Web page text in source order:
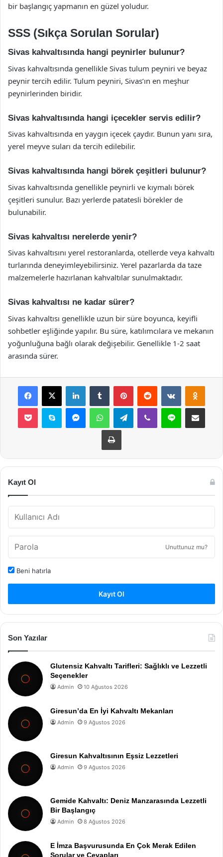
bir başlangıç yapmanın en güzel yoludur.
SSS (Sıkça Sorulan Sorular)
Sivas kahvaltısında hangi peynirler bulunur?
Sivas kahvaltısında genellikle Sivas tulum peyniri ve beyaz
peynir tercih edilir. Tulum peyniri, Sivas’ın en meşhur
peynirlerinden biridir.
Sivas kahvaltısında hangi içecekler servis edilir?
Sivas kahvaltısında en yaygın içecek çaydır. Bunun yanı sıra,
yerel meyve suları da tercih edilebilir.
Sivas kahvaltısında hangi börek çeşitleri bulunur?
Sivas kahvaltısında genellikle peynirli ve kıymalı börek
çeşitleri sunulur. Bazı yerlerde patatesli börekler de
bulunabilir.
Sivas kahvaltısı nerelerde yenir?
Sivas kahvaltısını yerel restoranlarda, otellerde veya kahvaltı
turlarında deneyimleyebilirsiniz. Yerel pazarlarda da taze
malzemelerle hazırlanan kahvaltılar sunulmaktadır.
Sivas kahvaltısı ne kadar sürer?
Sivas kahvaltısı genellikle uzun bir süre boyunca, keyifli
sohbetler eşliğinde yapılır. Bu süre, katılımcılara ve mekanın
yoğunluğuna bağlı olarak değişebilir. Genellikle 1-2 saat
arasında sürer.
Facebook
X LinkedInTumblr PinterestReddit VKontakte
Pocket Skype MessengerWhatsAppTelegramViber Line E-Posta ile
Yazdır
Kayıt Ol
Unuttunuz mu?
Beni hatırla
Kayıt Ol
Son Yazılar
Glutensiz Kahvaltı Tarifleri: Sağlıklı ve Lezzetli
Seçenekler
Admin 10 Ağustos 2026
Giresun’da En İyi Kahvaltı Mekanları
Admin 9 Ağustos 2026
Giresun Kahvaltısının Eşsiz Lezzetleri
Admin 9 Ağustos 2026
Gemide Kahvaltı: Deniz Manzarasında Lezzetli
Bir Başlangıç
Admin 8 Ağustos 2026
E İmza Başvurusunda En Çok Merak Edilen
Sorular ve Cevapları